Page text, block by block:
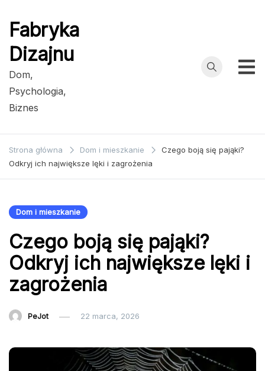
Fabryka
Dizajnu
Dom,
Psychologia,
Biznes
Strona główna Dom i mieszkanie
Czego boją się pająki?
Odkryj ich największe lęki i zagrożenia
Dom i mieszkanie
Czego boją się pająki?
Odkryj ich największe lęki i
zagrożenia
PeJot 22 marca, 2026